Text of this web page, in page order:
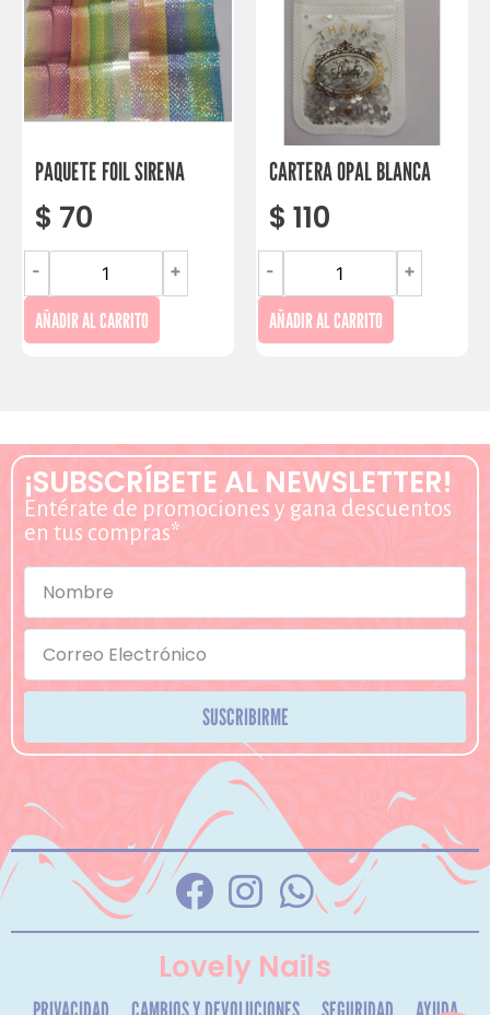
PAQUETE FOIL SIRENA
$ 70
- +
AÑADIR AL CARRITO
CARTERA OPAL BLANCA
$ 110
- +
AÑADIR AL CARRITO
¡SUBSCRÍBETE AL NEWSLETTER!
Entérate de promociones y gana descuentos
en tus compras*
SUSCRIBIRME
Lovely Nails